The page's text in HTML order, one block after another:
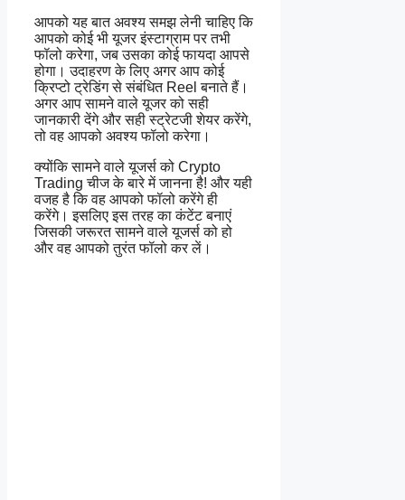
आपको यह बात अवश्य समझ लेनी चाहिए कि
आपको कोई भी यूजर इंस्टाग्राम पर तभी
फॉलो करेगा, जब उसका कोई फायदा आपसे
होगा। उदाहरण के लिए अगर आप कोई
क्रिप्टो ट्रेडिंग से संबंधित Reel बनाते हैं।
अगर आप सामने वाले यूजर को सही
जानकारी देंगे और सही स्ट्रेटजी शेयर करेंगे,
तो वह आपको अवश्य फॉलो करेगा।
क्योंकि सामने वाले यूजर्स को Crypto
Trading चीज के बारे में जानना है! और यही
वजह है कि वह आपको फॉलो करेंगे ही
करेंगे। इसलिए इस तरह का कंटेंट बनाएं
जिसकी जरूरत सामने वाले यूजर्स को हो
और वह आपको तुरंत फॉलो कर लें।